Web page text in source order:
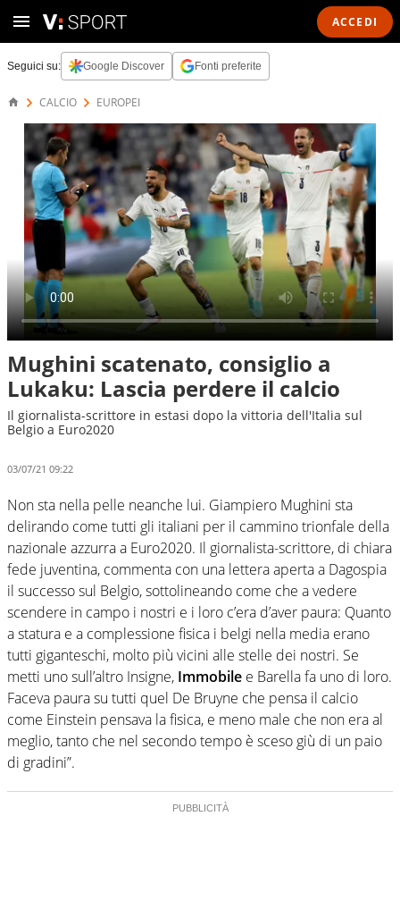
ACCEDI
Seguici su: Google Discover Fonti preferite
CALCIO EUROPEI
Mughini scatenato, consiglio a
Lukaku: Lascia perdere il calcio
Il giornalista-scrittore in estasi dopo la vittoria dell'Italia sul
Belgio a Euro2020
03/07/21 09:22
Non sta nella pelle neanche lui. Giampiero Mughini sta
delirando come tutti gli italiani per il cammino trionfale della
nazionale azzurra a Euro2020. Il giornalista-scrittore, di chiara
fede juventina, commenta con una lettera aperta a Dagospia
il successo sul Belgio, sottolineando come che a vedere
scendere in campo i nostri e i loro c’era d’aver paura: Quanto
a statura e a complessione fisica i belgi nella media erano
tutti giganteschi, molto più vicini alle stelle dei nostri. Se
metti uno sull’altro Insigne, Immobile e Barella fa uno di loro.
Faceva paura su tutti quel De Bruyne che pensa il calcio
come Einstein pensava la fisica, e meno male che non era al
meglio, tanto che nel secondo tempo è sceso giù di un paio
di gradini”.